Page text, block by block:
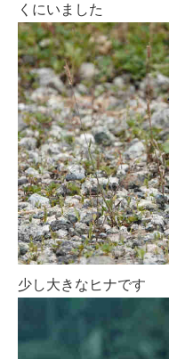
くにいました
少し大きなヒナです